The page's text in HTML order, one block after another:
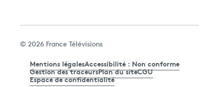
© 2026 France Télévisions
Mentions légalesAccessibilité : Non conforme
Gestion des traceursPlan du siteCGU
Espace de confidentialité